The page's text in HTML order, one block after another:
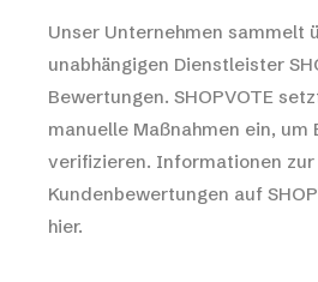
Unser Unternehmen sammelt
unabhängigen Dienstleister
Bewertungen. SHOPVOTE
manuelle Maßnahmen ein, um
verifizieren. Informationen zur
Kundenbewertungen auf
hier.